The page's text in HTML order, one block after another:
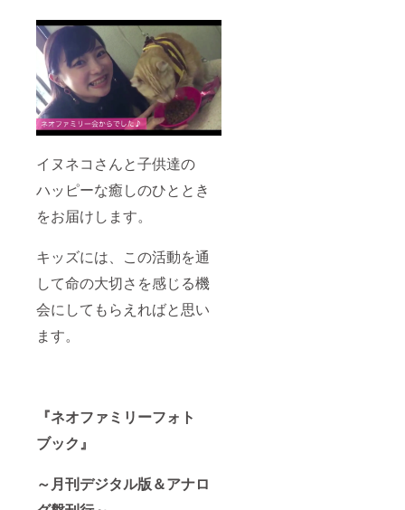
イヌネコさんと子供達の
ハッピーな癒しのひととき
をお届けします。
キッズには、この活動を通
して命の大切さを感じる機
会にしてもらえればと思い
ます。
『ネオファミリーフォト
ブック』
～月刊デジタル版＆アナロ